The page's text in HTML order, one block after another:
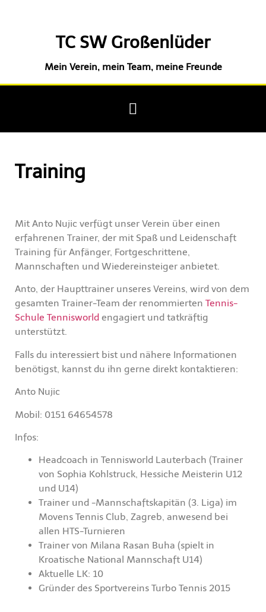
TC SW Großenlüder
Mein Verein, mein Team, meine Freunde
Training
Mit Anto Nujic verfügt unser Verein über einen
erfahrenen Trainer, der mit Spaß und Leidenschaft
Training für Anfänger, Fortgeschrittene,
Mannschaften und Wiedereinsteiger anbietet.
Anto, der Haupttrainer unseres Vereins, wird von dem
gesamten Trainer-Team der renommierten Tennis-
Schule Tennisworld engagiert und tatkräftig
unterstützt.
Falls du interessiert bist und nähere Informationen
benötigst, kannst du ihn gerne direkt kontaktieren:
Anto Nujic
Mobil: 0151 64654578
Infos:
Headcoach in Tennisworld Lauterbach (Trainer
von Sophia Kohlstruck, Hessiche Meisterin U12
und U14)
Trainer und -Mannschaftskapitän (3. Liga) im
Movens Tennis Club, Zagreb, anwesend bei
allen HTS-Turnieren
Trainer von Milana Rasan Buha (spielt in
Kroatische National Mannschaft U14)
Aktuelle LK: 10
Gründer des Sportvereins Turbo Tennis 2015